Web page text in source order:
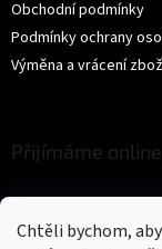
Chtěli bychom,
Obchodní podmínky
Podmínky ochrany
Výměna a vrácení
Přijímáme